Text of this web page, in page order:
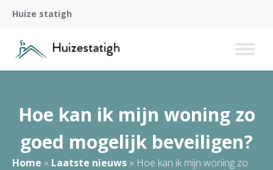
Huize statigh
Hoe kan ik mijn woning zo
goed mogelijk beveiligen?
Home » Laatste nieuws » Hoe kan ik mijn woning zo